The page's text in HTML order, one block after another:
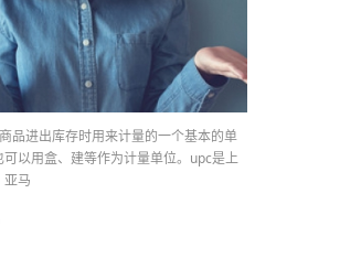
品进出库存时用来计量的一个基本的单
可以用盒、建等作为计量单位。upc是上
亚马